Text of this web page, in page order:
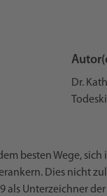
Dr.
besten Wege, sich
Dies nicht
als Unterzeichner